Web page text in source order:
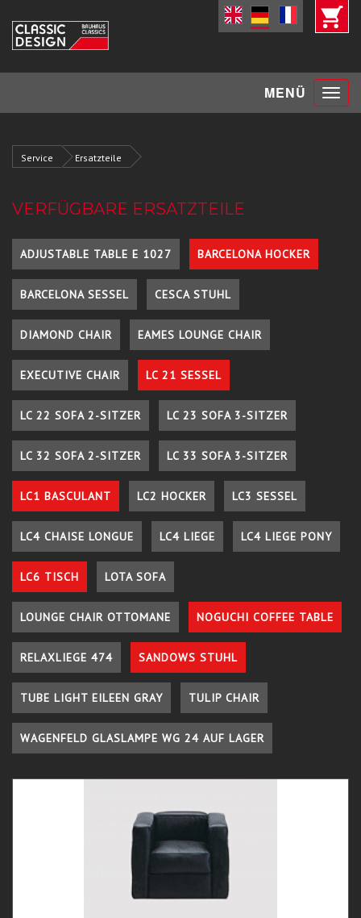
MENÜ Toggle
Service Ersatzteile
VERFÜGBARE ERSATZTEILE
ADJUSTABLE TABLE E 1027 BARCELONA HOCKER
BARCELONA SESSEL CESCA STUHL
DIAMOND CHAIR EAMES LOUNGE CHAIR
EXECUTIVE CHAIR LC 21 SESSEL
LC 22 SOFA 2-SITZER LC 23 SOFA 3-SITZER
LC 32 SOFA 2-SITZER LC 33 SOFA 3-SITZER
LC1 BASCULANT LC2 HOCKER LC3 SESSEL
LC4 CHAISE LONGUE LC4 LIEGE LC4 LIEGE PONY
LC6 TISCH LOTA SOFA
LOUNGE CHAIR OTTOMANE NOGUCHI COFFEE TABLE
RELAXLIEGE 474 SANDOWS STUHL
TUBE LIGHT EILEEN GRAY TULIP CHAIR
WAGENFELD GLASLAMPE WG 24 AUF LAGER